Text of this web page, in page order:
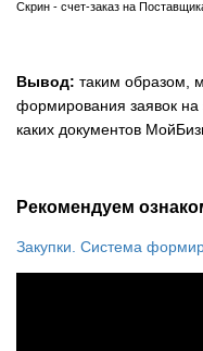
Скрин - счет-заказ на
Вывод: таким образом,
формирования заявок на
каких документов
Рекомендуем
Закупки. Система